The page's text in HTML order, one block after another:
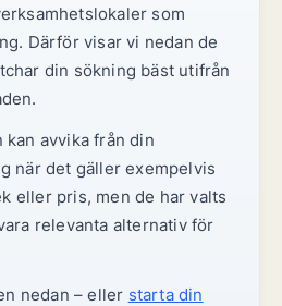
som
Därför visar vi nedan de
din sökning bäst utifrån
kan avvika från din
när det gäller exempelvis
eller pris, men de har valts
relevanta alternativ för
nedan – eller starta din